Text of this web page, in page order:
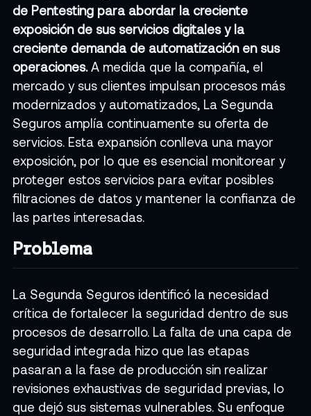
de Pentesting para abordar la creciente
exposición de sus servicios digitales y la
creciente demanda de automatización en sus
operaciones.A medida que la compañía, el
mercado y sus clientes impulsan procesos más
modernizados y automatizados, La Segunda
Seguros amplía continuamente su oferta de
servicios. Esta expansión conlleva una mayor
exposición, por lo que es esencial monitorear y
proteger estos servicios para evitar posibles
filtraciones de datos y mantener la confianza de
las partes interesadas.
Problema
La Segunda Seguros identificó la necesidad
crítica de fortalecer la seguridad dentro de sus
procesos de desarrollo. La falta de una capa de
seguridad integrada hizo que las etapas
pasaran a la fase de producción sin realizar
revisiones exhaustivas de seguridad previas, lo
que dejó sus sistemas vulnerables. Su enfoque